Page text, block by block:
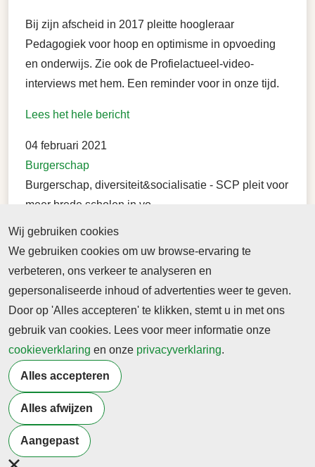
Bij zijn afscheid in 2017 pleitte hoogleraar
Pedagogiek voor hoop en optimisme in opvoeding
en onderwijs. Zie ook de Profielactueel-video-
interviews met hem. Een reminder voor in onze tijd.
Lees het hele bericht
04 februari 2021
Burgerschap
Burgerschap, diversiteit&socialisatie - SCP pleit voor
meer brede scholen in vo
Het SCP pleit voor meer brede scholen in het
voortgezet onderwijs waar niet alleen onderwijs
maar ook sociale ontmoeting en diversiteit centraal
staan.
Lees het hele bericht
Wij gebruiken cookies
We gebruiken cookies om uw browse-ervaring te
verbeteren, ons verkeer te analyseren en
gepersonaliseerde inhoud of advertenties weer te geven.
Door op 'Alles accepteren' te klikken, stemt u in met ons
gebruik van cookies. Lees voor meer informatie onze
cookieverklaring en onze privacyverklaring.
Alles accepteren
Alles afwijzen
Aangepast
Abonnement